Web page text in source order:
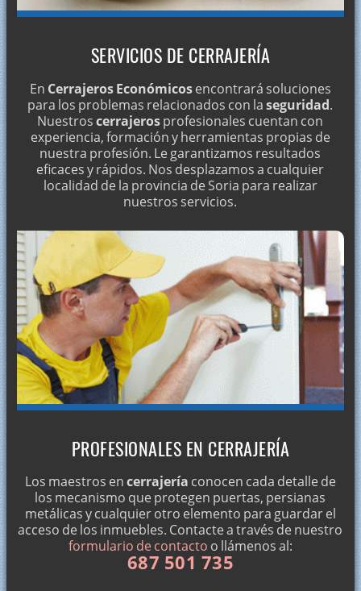
SERVICIOS DE CERRAJERÍA
En Cerrajeros Económicosencontrará soluciones
para los problemas relacionados con laseguridad.
Nuestroscerrajerosprofesionales cuentan con
experiencia, formación y herramientas propias de
nuestra profesión. Le garantizamos resultados
eficaces y rápidos. Nos desplazamos a cualquier
localidad de la provincia de Soria para realizar
nuestros servicios.
PROFESIONALES EN CERRAJERÍA
Los maestros encerrajería conocen cada detalle de
los mecanismo que protegen puertas, persianas
metálicas y cualquier otro elemento para guardar el
acceso de los inmuebles. Contacte a través de nuestro
formulario de contacto o llámenos al:
687 501 735